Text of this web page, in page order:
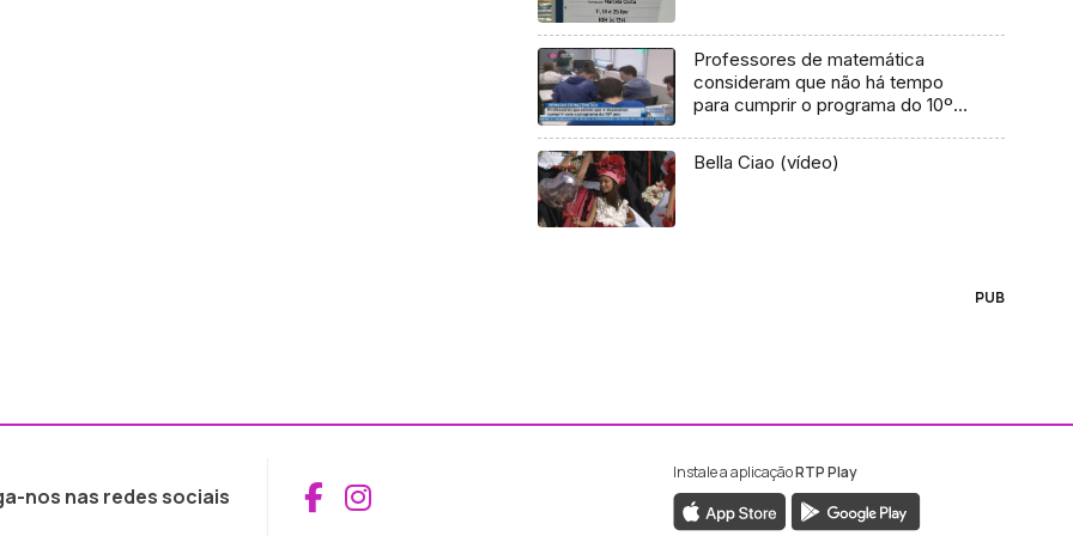
Professores de matemática
consideram que não há tempo
para cumprir o programa do 10º
Bella Ciao (vídeo)
PUB
nos nas redes sociais Aceder ao Facebook da RTP Madeira
Aceder ao Instagram da RTP Madeira
Instale a aplicaçãoRTP Play